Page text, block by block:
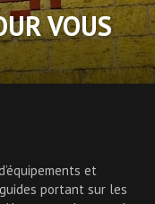
VOUS
et
portant sur les